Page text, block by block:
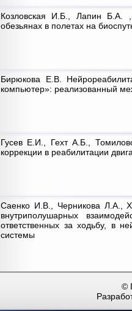
Козловская И.Б., Лапин Б.А.
обезьянах в полетах на
Бирюкова Е.В.
компьютер»: реализованный
Гусев Е.И., Гехт А.Б.,
коррекции в реабилитации
Саенко И.В., Черникова Л.А.,
внутриполушарных
ответственных за ходьбу, в
системы
©